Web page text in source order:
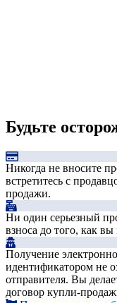
Будьте
Никогда не вносите
встретитесь с
продажи.
Ни один серьезный
взноса до того, как вы
Получение
идентификатором не
отправителя. Вы
договор купли-